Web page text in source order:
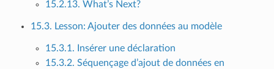
15.2.13. What’s Next?
15.3. Lesson: Ajouter des données au modèle
15.3.1. Insérer une déclaration
15.3.2. Séquençage d’ajout de données en